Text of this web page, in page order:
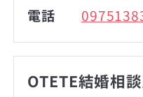
電話
OTETE結婚相